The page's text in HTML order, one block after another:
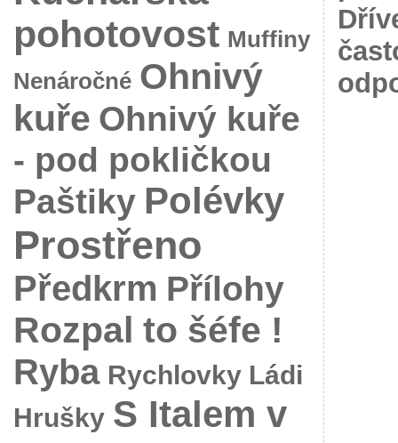
pohotovost Muffiny
Nenáročné Ohnivý
kuře Ohnivý kuře
- pod pokličkou
Paštiky Polévky
Prostřeno
Předkrm Přílohy
Rozpal to šéfe !
Ryba Rychlovky Ládi
Hrušky S Italem v